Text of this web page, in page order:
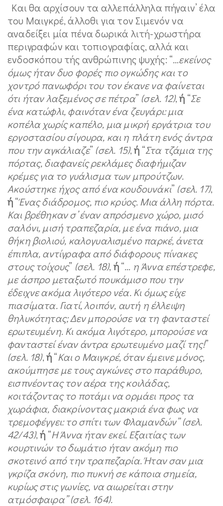
Και θα αρχίσουν τα αλλεπάλληλα πήγαιν’ έλα
του Μαιγκρέ, άλλοθι για τον Σιμενόν να
αναδείξει μία πένα δωρικά λιτή-χρωστήρα
περιγραφών και τοπιογραφίας, αλλά και
ενδοσκόπου τής ανθρώπινης ψυχής: “…εκείνος
όμως ήταν δυο φορές πιο ογκώδης και το
χοντρό πανωφόρι του τον έκανε να φαίνεται
ότι ήταν λαξεμένος σε πέτρα” (σελ. 12),ή “Σε
ένα κατώφλι, φαινόταν ένα ζευγάρι: μια
κοπέλα χωρίς καπέλο, μια μικρή εργάτρια του
εργοστασίου σίγουρα, και η πλάτη ενός άντρα
που την αγκάλιαζε” (σελ. 15),ή “Στα τζάμια της
πόρτας, διαφανείς ρεκλάμες διαφήμιζαν
κρέμες για το γυάλισμα των μπρούτζων.
Ακούστηκε ήχος από ένα κουδουνάκι” (σελ. 17),
ή“Ένας διάδρομος, πιο κρύος. Μια άλλη πόρτα.
Και βρέθηκαν σ’ έναν απρόσμενο χώρο, μισό
σαλόνι, μισή τραπεζαρία, με ένα πιάνο, μια
θήκη βιολιού, καλογυαλισμένο παρκέ, άνετα
έπιπλα, αντίγραφα από διάφορους πίνακες
στους τοίχους” (σελ. 18), ή“… η Άννα επέστρεφε,
με άσπρο μεταξωτό πουκάμισο που την
έδειχνε ακόμα λιγότερο νέα. Κι όμως είχε
πιασίματα. Γιατί, λοιπόν, αυτή η έλλειψη
θηλυκότητας; Δεν μπορούσε να τη φανταστεί
ερωτευμένη. Κι ακόμα λιγότερο, μπορούσε να
φανταστεί έναν άντρα ερωτευμένο μαζί της!”
(σελ. 18),ή“Και ο Μαιγκρέ, όταν έμεινε μόνος,
ακούμπησε με τους αγκώνες στο παράθυρο,
εισπνέοντας τον αέρα της κοιλάδας,
κοιτάζοντας το ποτάμι να ορμάει προς τα
χωράφια, διακρίνοντας μακριά ένα φως να
τρεμοφέγγει: το σπίτι των Φλαμανδών” (σελ.
42/43),ή “Η Άννα ήταν εκεί. Εξαιτίας των
κουρτινών το δωμάτιο ήταν ακόμη πιο
σκοτεινό από την τραπεζαρία. Ήταν σαν μια
γκρίζα σκόνη, πιο πυκνή σε κάποια σημεία,
κυρίως στις γωνίες, να αιωρείται στην
ατμόσφαιρα” (σελ. 164).